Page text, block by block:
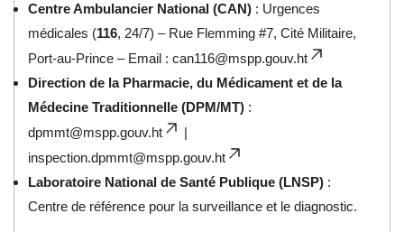
Centre Ambulancier National (CAN) : Urgences
médicales (116, 24/7) – Rue Flemming #7, Cité Militaire,
Port-au-Prince – Email :can116@mspp.gouv.ht
Direction de la Pharmacie, du Médicament et de la
Médecine Traditionnelle (DPM/MT) :
dpmmt@mspp.gouv.ht
inspection.dpmmt@mspp.gouv.ht
Laboratoire National de Santé Publique (LNSP) :
Centre de référence pour la surveillance et le diagnostic.